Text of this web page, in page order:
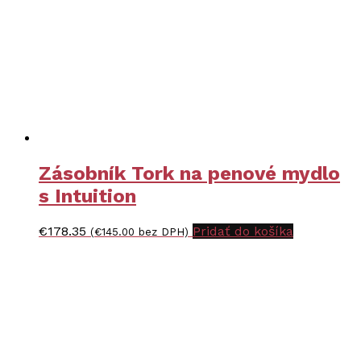
Zásobník Tork na penové mydlo
s Intuition
€178.35 (€145.00 bez DPH) Pridať do košíka